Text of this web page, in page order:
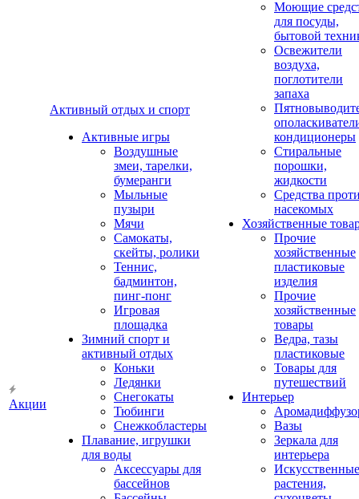
Акции
Активный отдых и спорт
Активные игры
Воздушные
змеи, тарелки,
бумеранги
Мыльные
пузыри
Мячи
Самокаты,
скейты, ролики
Теннис,
бадминтон,
пинг-понг
Игровая
площадка
Зимний спорт и
активный отдых
Коньки
Ледянки
Снегокаты
Тюбинги
Снежкобластеры
Плавание, игрушки
для воды
Аксессуары для
бассейнов
Моющие
для посуды,
бытовой
Освежители
воздуха,
поглотители
запаха
кондиционеры
Стиральные
порошки,
жидкости
Средства
насекомых
Хозяйственные
Прочие
хозяйственные
пластиковые
изделия
Прочие
хозяйственные
товары
Ведра, тазы
пластиковые
Товары для
путешествий
Интерьер
Вазы
Зеркала для
интерьера
Искусственные
растения,